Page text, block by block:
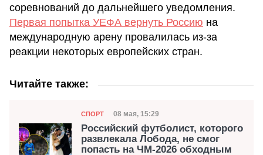
соревнований до дальнейшего уведомления.
Первая попытка УЕФА вернуть Россию на
международную арену провалилась из-за
реакции некоторых европейских стран.
Читайте также:
Категория
СПОРТ Дата публикации
08 мая, 15:29
Российский футболист, которого
развлекала Лобода, не смог
попасть на ЧМ-2026 обходным